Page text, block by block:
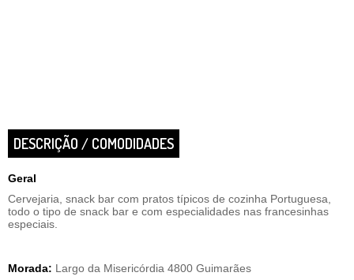
DESCRIÇÃO / COMODIDADES
Geral
Cervejaria, snack bar com pratos típicos de cozinha Portuguesa,
todo o tipo de snack bar e com especialidades nas francesinhas
especiais.
Morada: Largo da Misericórdia 4800 Guimarães